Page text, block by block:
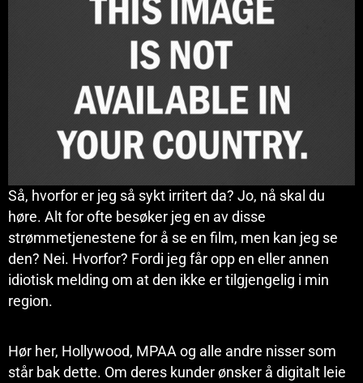
Så, hvorfor er jeg så sykt irritert da? Jo, nå skal du
høre. Alt for ofte besøker jeg en av disse
strømmetjenestene for å se en film, men kan jeg se
den? Nei. Hvorfor? Fordi jeg får opp en eller annen
idiotisk melding om at den ikke er tilgjengelig i min
region.
Hør her, Hollywood, MPAA og alle andre nisser som
står bak dette. Om deres kunder ønsker å digitalt leie